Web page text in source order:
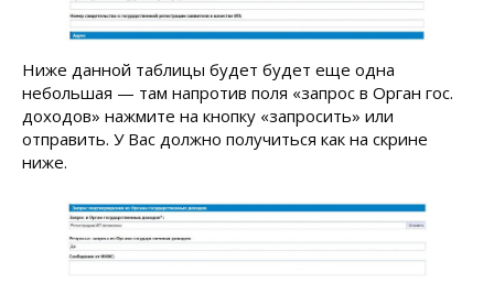
Ниже данной таблицы будет будет еще одна
небольшая — там напротив поля «запрос в Орган гос.
доходов» нажмите на кнопку «запросить» или
отправить. У Вас должно получиться как на скрине
ниже.